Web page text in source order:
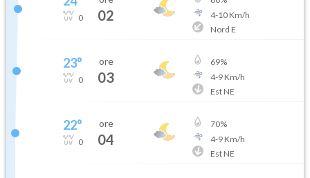
0 02
4-10Km/h
Nord E
23°
0
ore
03
69%
4-9Km/h
Est NE
22°
0
ore
04
70%
4-9Km/h
Est NE